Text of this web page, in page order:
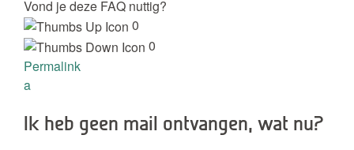
Vond je deze FAQ nuttig?
0
0
Permalink
a
Ik heb geen mail ontvangen, wat nu?